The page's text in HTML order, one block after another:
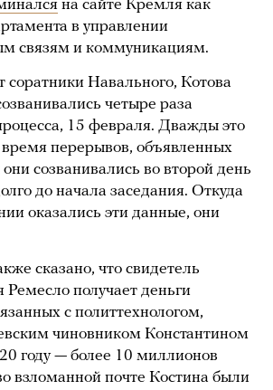
на сайте Кремля как
в управлении
связям и коммуникациям.
Навального, Котова
четыре раза
15 февраля. Дважды это
время перерывов, объявленных
созванивались во второй день
до начала заседания. Откуда
оказались эти данные, они
сказано, что свидетель
получает деньги
с политтехнологом,
чиновником Константином
году — более 10 миллионов
взломанной почте Костина были